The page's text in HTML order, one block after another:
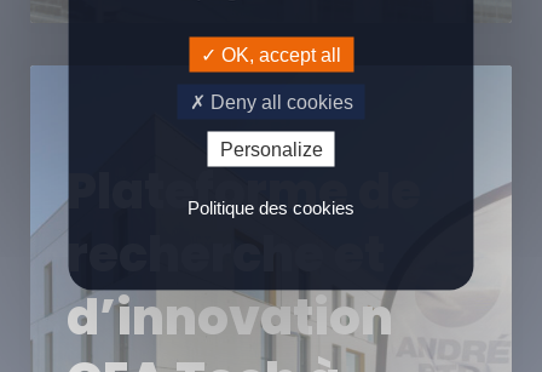
Plateforme de
recherche et
d’innovation
OK, accept all
Deny all cookies
Personalize
Politique des cookies